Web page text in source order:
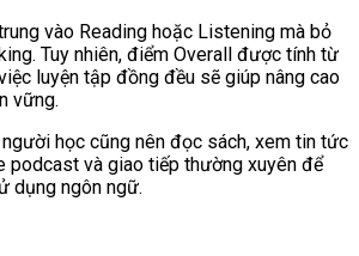
vào Reading hoặc Listening mà bỏ
Tuy nhiên, điểm Overall được tính từ
luyện tập đồng đều sẽ giúp nâng cao
vững.
người học cũng nên đọc sách, xem tin tức
podcast và giao tiếp thường xuyên để
dụng ngôn ngữ.